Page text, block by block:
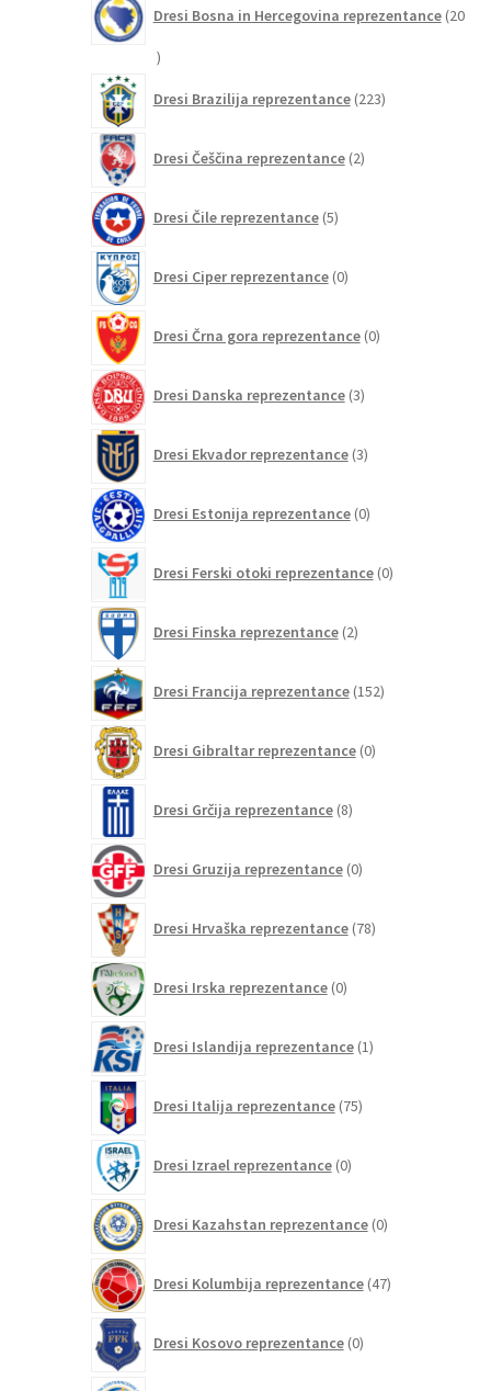
Dresi Bosna in Hercegovina reprezentance 20
20
Dresi Brazilija reprezentance 223izdelkov
Dresi Češčina reprezentance 2izdelka
Dresi Čile reprezentance 5izdelkov
Dresi Ciper reprezentance 0izdelkov
Dresi Črna gora reprezentance 0izdelkov
Dresi Danska reprezentance 3izdelki
Dresi Ekvador reprezentance 3izdelki
Dresi Estonija reprezentance 0izdelkov
Dresi Ferski otoki reprezentance 0izdelkov
Dresi Finska reprezentance 2izdelka
Dresi Francija reprezentance 152izdelkov
Dresi Gibraltar reprezentance 0izdelkov
Dresi Grčija reprezentance 8izdelkov
Dresi Gruzija reprezentance 0izdelkov
Dresi Hrvaška reprezentance 78izdelkov
Dresi Irska reprezentance 0izdelkov
Dresi Islandija reprezentance 1izdelek
Dresi Italija reprezentance 75izdelkov
Dresi Izrael reprezentance 0izdelkov
Dresi Kazahstan reprezentance 0izdelkov
Dresi Kolumbija reprezentance 47izdelkov
Dresi Kosovo reprezentance 0izdelkov